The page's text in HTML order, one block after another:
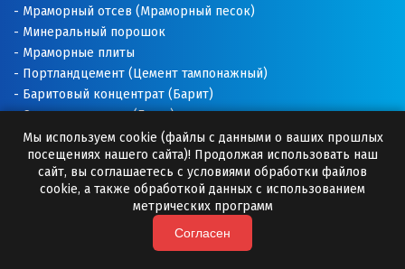
Ю
Югорск
Я
Ялуторовск
Ярославль
Мраморный отсев (Мраморный песок)
Минеральный порошок
Мраморные плиты
Портландцемент (Цемент тампонажный)
Баритовый концентрат (Барит)
Соль техническая (Галит)
Доломитовая мука
Известняковая мука
Добавки для буровых растворов
Буровые растворы
Премиксы (Минеральные добавки)
Мы используем cookie (файлы с данными о ваших прошлых
посещениях нашего сайта)! Продолжая использовать наш
сайт, вы соглашаетесь с условиями обработки файлов
cookie, а также обработкой данных с использованием
метрических программ
Согласен